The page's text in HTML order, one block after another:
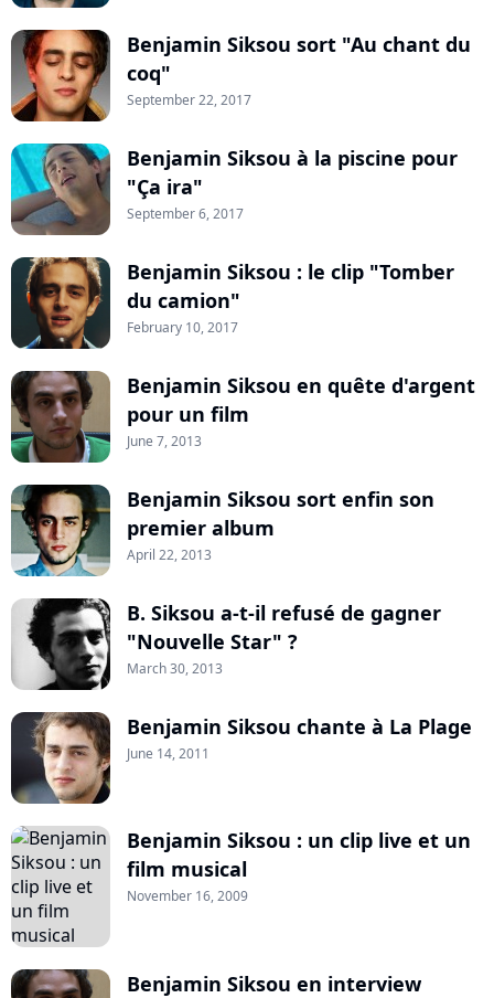
Benjamin Siksou sort "Au chant du
coq"
September 22, 2017
Benjamin Siksou à la piscine pour
"Ça ira"
September 6, 2017
Benjamin Siksou : le clip "Tomber
du camion"
February 10, 2017
Benjamin Siksou en quête d'argent
pour un film
June 7, 2013
Benjamin Siksou sort enfin son
premier album
April 22, 2013
B. Siksou a-t-il refusé de gagner
"Nouvelle Star" ?
March 30, 2013
Benjamin Siksou chante à La Plage
June 14, 2011
Benjamin Siksou : un clip live et un
film musical
November 16, 2009
Benjamin Siksou en interview